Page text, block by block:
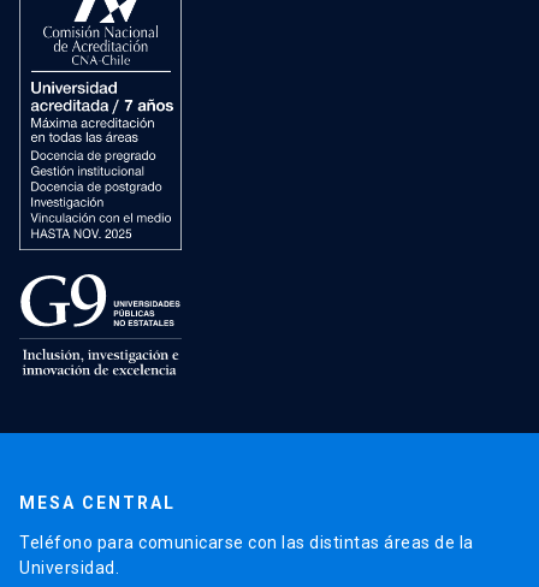
MESA CENTRAL
Teléfono para comunicarse con las distintas áreas de la
Universidad.